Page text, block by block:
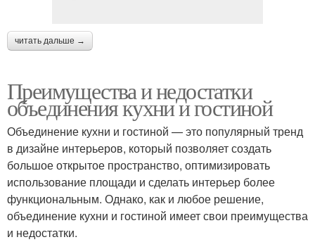
читать дальше →
Преимущества и недостатки
объединения кухни и гостиной
Объединение кухни и гостиной — это популярный тренд
в дизайне интерьеров, который позволяет создать
большое открытое пространство, оптимизировать
использование площади и сделать интерьер более
функциональным. Однако, как и любое решение,
объединение кухни и гостиной имеет свои преимущества
и недостатки.